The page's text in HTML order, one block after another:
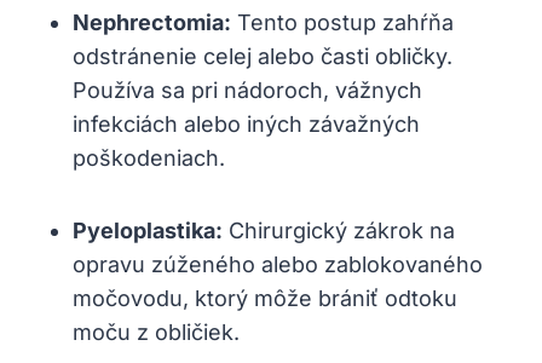
Nephrectomia: Tento postup zahŕňa
odstránenie celej alebo časti obličky.
Používa sa pri nádoroch, vážnych
infekciách alebo iných závažných
poškodeniach.
Pyeloplastika: Chirurgický zákrok na
opravu zúženého alebo zablokovaného
močovodu, ktorý môže brániť odtoku
moču z obličiek.